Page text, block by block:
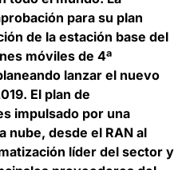
para su plan
de la estación base del
móviles de 4ª
lanzar el nuevo
El plan de
impulsado por una
nube, desde el RAN al
líder del sector y